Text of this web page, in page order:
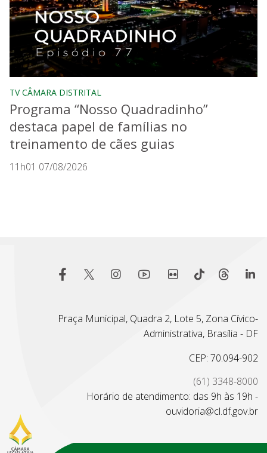
TV CÂMARA DISTRITAL
Programa “Nosso Quadradinho”
destaca papel de famílias no
treinamento de cães guias
11h01 07/08/2026
Praça Municipal, Quadra 2, Lote 5, Zona Cívico-
Administrativa, Brasília - DF
CEP: 70.094-902
(61) 3348-8000
Horário de atendimento: das 9h às 19h -
ouvidoria@cl.df.gov.br